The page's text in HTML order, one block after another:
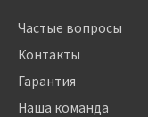
Частые вопросы
Контакты
Гарантия
Наша команда